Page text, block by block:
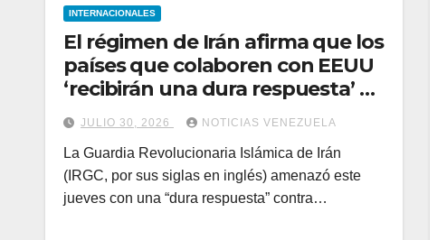
INTERNACIONALES
El régimen de Irán afirma que los
países que colaboren con EEUU
‘recibirán una dura respuesta’ y
ratificó el cierre de Ormuz
JULIO 30, 2026 NOTICIAS VENEZUELA
La Guardia Revolucionaria Islámica de Irán
(IRGC, por sus siglas en inglés) amenazó este
jueves con una “dura respuesta” contra…